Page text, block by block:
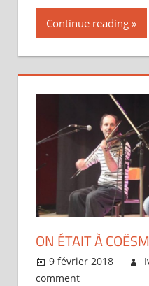
Continue reading
ON ÉTAIT À
9 février 2018
comment